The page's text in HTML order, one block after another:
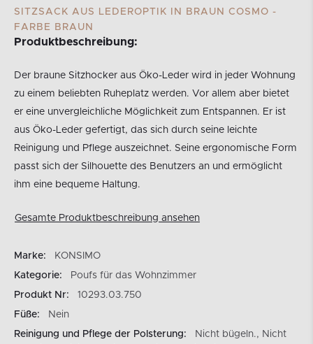
SITZSACK AUS LEDEROPTIK IN BRAUN COSMO -
FARBE BRAUN
Produktbeschreibung:
Der braune Sitzhocker aus Öko-Leder wird in jeder Wohnung
zu einem beliebten Ruheplatz werden. Vor allem aber bietet
er eine unvergleichliche Möglichkeit zum Entspannen. Er ist
aus Öko-Leder gefertigt, das sich durch seine leichte
Reinigung und Pflege auszeichnet. Seine ergonomische Form
passt sich der Silhouette des Benutzers an und ermöglicht
ihm eine bequeme Haltung.
Gesamte Produktbeschreibung ansehen
Marke:
KONSIMO
Kategorie:
Poufs für das Wohnzimmer
Produkt Nr:
10293.03.750
Füße:
Nein
Reinigung und Pflege der Polsterung:
Nicht bügeln., Nicht